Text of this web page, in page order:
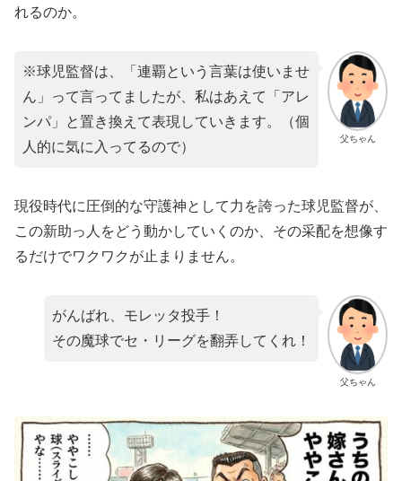
れるのか。
父ちゃん
※球児監督は、「連覇という言葉は使いませ
ん」って言ってましたが、私はあえて「アレ
ンパ」と置き換えて表現していきます。（個
人的に気に入ってるので）
現役時代に圧倒的な守護神として力を誇った球児監督が、
この新助っ人をどう動かしていくのか、その采配を想像す
るだけでワクワクが止まりません。
父ちゃん
がんばれ、モレッタ投手！
その魔球でセ・リーグを翻弄してくれ！